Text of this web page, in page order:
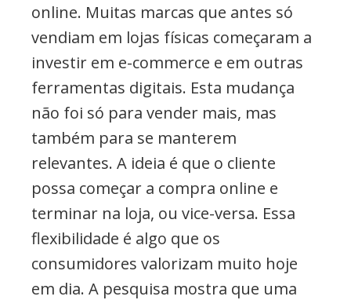
online. Muitas marcas que antes só
vendiam em lojas físicas começaram a
investir em e-commerce e em outras
ferramentas digitais. Esta mudança
não foi só para vender mais, mas
também para se manterem
relevantes. A ideia é que o cliente
possa começar a compra online e
terminar na loja, ou vice-versa. Essa
flexibilidade é algo que os
consumidores valorizam muito hoje
em dia. A pesquisa mostra que uma